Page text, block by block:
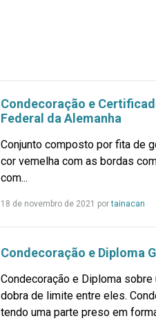
Condecoração e
Federal da Alemanha
Conjunto composto por fita de
cor vemelha com as bordas
com...
18 de novembro de 2021 portainacanLeia
Condecoração e Diploma
Condecoração e Diploma
dobra de limite entre eles.
tendo uma parte preso em